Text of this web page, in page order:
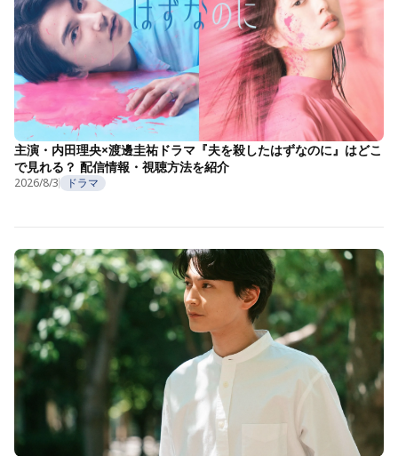
主演・内田理央×渡邊圭祐ドラマ『夫を殺したはずなのに』はどこ
で見れる？ 配信情報・視聴方法を紹介
2026/8/3 ドラマ